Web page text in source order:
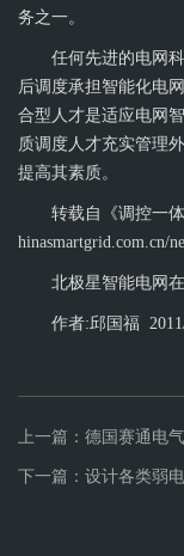
务之一。
任何先进的电网
后调度承担智能化电
合型人才是适应电网
质调度人才充实管理
提高其素质。
转载自《调控一
hinasmartgrid.com.cn/
北极星智能电网
作者:邱国福
上一篇：德国赛通电
下一篇：设计各类弱